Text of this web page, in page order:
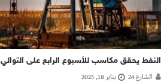
النفط يحقق مكاسب للأسبوع الرابع على التوالي
الشارع 24 يناير 18, 2025